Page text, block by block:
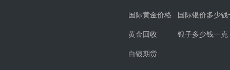
国际黄金价格 国际银价多少钱
黄金回收 银子多少钱一克
白银期货